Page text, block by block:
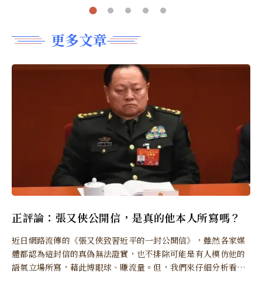
更多文章
正評論：張又俠公開信，是真的他本人所寫嗎？
近日網路流傳的《張又俠致習近平的一封公開信》，雖然各家媒
體都認為這封信的真偽無法證實，也不排除可能是有人模仿他的
語氣立場所寫，藉此博眼球、賺流量。但，我們來仔細分析看看